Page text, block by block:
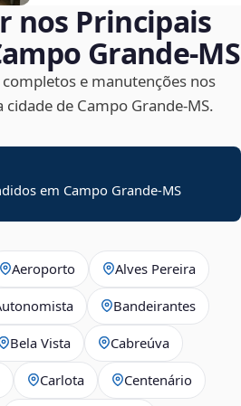
nos Principais
Grande‑MS
e manutenções nos
de Campo Grande‑MS.
em Campo Grande-MS
Aeroporto Alves Pereira
Bandeirantes
Bela Vista Cabreúva
Carlota Centenário